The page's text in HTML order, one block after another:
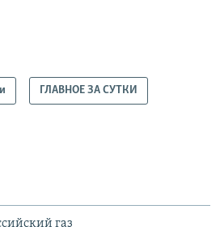
ГЛАВНОЕ ЗА СУТКИ
газ